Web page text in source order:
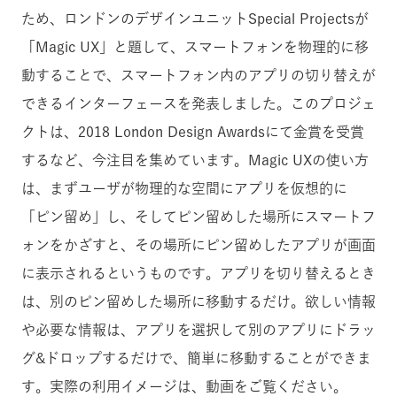
ため、ロンドンのデザインユニットSpecial Projectsが
「Magic UX」と題して、スマートフォンを物理的に移
動することで、スマートフォン内のアプリの切り替えが
できるインターフェースを発表しました。このプロジェ
クトは、2018 London Design Awardsにて金賞を受賞
するなど、今注目を集めています。Magic UXの使い方
は、まずユーザが物理的な空間にアプリを仮想的に
「ピン留め」し、そしてピン留めした場所にスマートフ
ォンをかざすと、その場所にピン留めしたアプリが画面
に表示されるというものです。アプリを切り替えるとき
は、別のピン留めした場所に移動するだけ。欲しい情報
や必要な情報は、アプリを選択して別のアプリにドラッ
グ&ドロップするだけで、簡単に移動することができま
す。実際の利用イメージは、動画をご覧ください。